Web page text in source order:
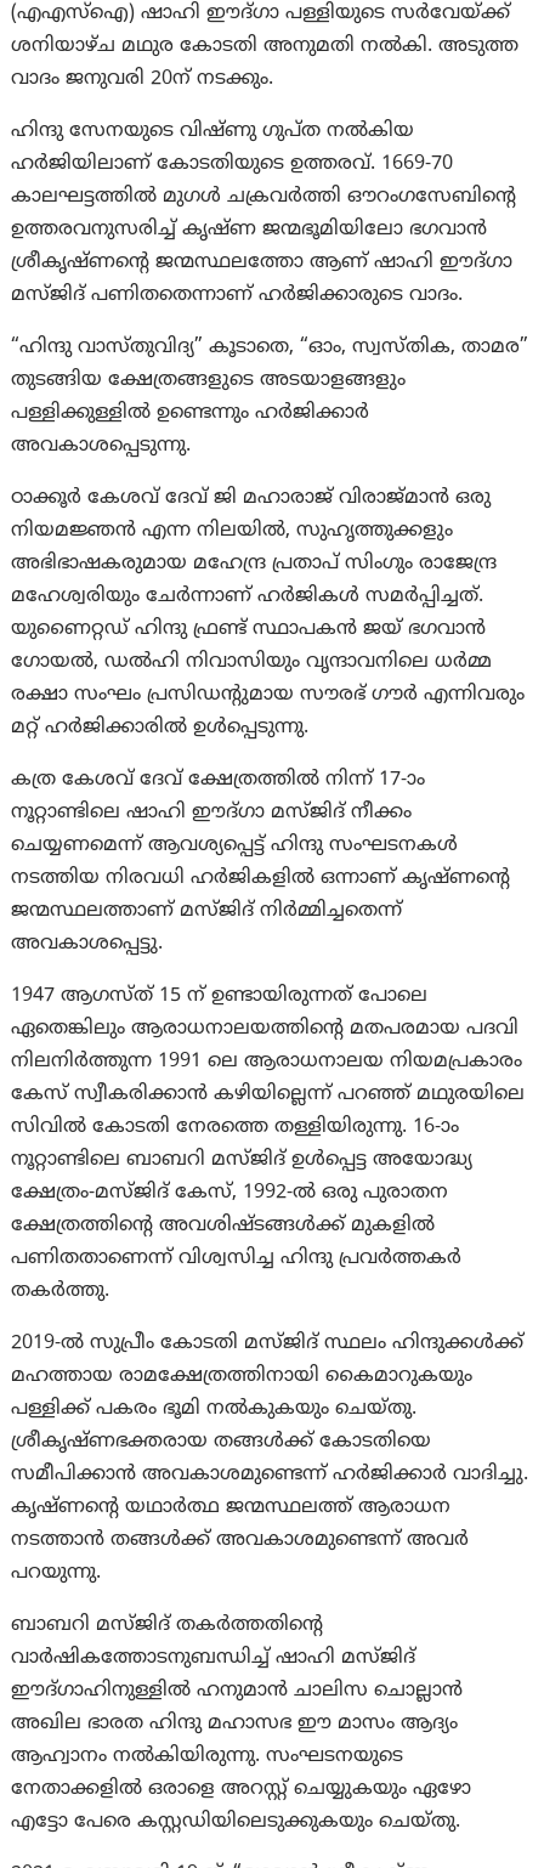
(എഎസ്ഐ) ഷാഹി ഈദ്ഗാ പള്ളിയുടെ സർവേയ്ക്ക്
ശനിയാഴ്ച മഥുര കോടതി അനുമതി നൽകി. അടുത്ത
വാദം ജനുവരി 20ന് നടക്കും.
ഹിന്ദു സേനയുടെ വിഷ്ണു ഗുപ്ത നൽകിയ
ഹർജിയിലാണ് കോടതിയുടെ ഉത്തരവ്. 1669-70
കാലഘട്ടത്തിൽ മുഗൾ ചക്രവർത്തി ഔറംഗസേബിന്റെ
ഉത്തരവനുസരിച്ച് കൃഷ്ണ ജന്മഭൂമിയിലോ ഭഗവാൻ
ശ്രീകൃഷ്ണന്റെ ജന്മസ്ഥലത്തോ ആണ് ഷാഹി ഈദ്ഗാ
മസ്ജിദ് പണിതതെന്നാണ് ഹർജിക്കാരുടെ വാദം.
“ഹിന്ദു വാസ്തുവിദ്യ” കൂടാതെ, “ഓം, സ്വസ്തിക, താമര”
തുടങ്ങിയ ക്ഷേത്രങ്ങളുടെ അടയാളങ്ങളും
പള്ളിക്കുള്ളിൽ ഉണ്ടെന്നും ഹർജിക്കാർ
അവകാശപ്പെടുന്നു.
ഠാക്കൂർ കേശവ് ദേവ് ജി മഹാരാജ് വിരാജ്മാൻ ഒരു
നിയമജ്ഞൻ എന്ന നിലയിൽ, സുഹൃത്തുക്കളും
അഭിഭാഷകരുമായ മഹേന്ദ്ര പ്രതാപ് സിംഗും രാജേന്ദ്ര
മഹേശ്വരിയും ചേര്‍ന്നാണ് ഹർജികൾ സമർപ്പിച്ചത്.
യുണൈറ്റഡ് ഹിന്ദു ഫ്രണ്ട് സ്ഥാപകൻ ജയ് ഭഗവാൻ
ഗോയൽ, ഡൽഹി നിവാസിയും വൃന്ദാവനിലെ ധർമ്മ
രക്ഷാ സംഘം പ്രസിഡന്റുമായ സൗരഭ് ഗൗർ എന്നിവരും
മറ്റ് ഹർജിക്കാരിൽ ഉൾപ്പെടുന്നു.
കത്ര കേശവ് ദേവ് ക്ഷേത്രത്തിൽ നിന്ന് 17-ാം
നൂറ്റാണ്ടിലെ ഷാഹി ഈദ്ഗാ മസ്ജിദ് നീക്കം
ചെയ്യണമെന്ന് ആവശ്യപ്പെട്ട് ഹിന്ദു സംഘടനകൾ
നടത്തിയ നിരവധി ഹർജികളിൽ ഒന്നാണ് കൃഷ്ണന്റെ
ജന്മസ്ഥലത്താണ് മസ്ജിദ് നിർമ്മിച്ചതെന്ന്
അവകാശപ്പെട്ടു.
1947 ആഗസ്ത് 15 ന് ഉണ്ടായിരുന്നത് പോലെ
ഏതെങ്കിലും ആരാധനാലയത്തിന്റെ മതപരമായ പദവി
നിലനിർത്തുന്ന 1991 ലെ ആരാധനാലയ നിയമപ്രകാരം
കേസ് സ്വീകരിക്കാൻ കഴിയില്ലെന്ന് പറഞ്ഞ് മഥുരയിലെ
സിവിൽ കോടതി നേരത്തെ തള്ളിയിരുന്നു. 16-ാം
നൂറ്റാണ്ടിലെ ബാബറി മസ്ജിദ് ഉൾപ്പെട്ട അയോദ്ധ്യ
ക്ഷേത്രം-മസ്ജിദ് കേസ്, 1992-ൽ ഒരു പുരാതന
ക്ഷേത്രത്തിന്റെ അവശിഷ്ടങ്ങൾക്ക് മുകളിൽ
പണിതതാണെന്ന് വിശ്വസിച്ച ഹിന്ദു പ്രവർത്തകർ
തകർത്തു.
2019-ൽ സുപ്രീം കോടതി മസ്ജിദ് സ്ഥലം ഹിന്ദുക്കൾക്ക്
മഹത്തായ രാമക്ഷേത്രത്തിനായി കൈമാറുകയും
പള്ളിക്ക് പകരം ഭൂമി നൽകുകയും ചെയ്തു.
ശ്രീകൃഷ്ണഭക്തരായ തങ്ങൾക്ക് കോടതിയെ
സമീപിക്കാൻ അവകാശമുണ്ടെന്ന് ഹർജിക്കാർ വാദിച്ചു.
കൃഷ്ണന്റെ യഥാർത്ഥ ജന്മസ്ഥലത്ത് ആരാധന
നടത്താൻ തങ്ങൾക്ക് അവകാശമുണ്ടെന്ന് അവർ
പറയുന്നു.
ബാബറി മസ്ജിദ് തകർത്തതിന്റെ
വാർഷികത്തോടനുബന്ധിച്ച് ഷാഹി മസ്ജിദ്
ഈദ്ഗാഹിനുള്ളിൽ ഹനുമാൻ ചാലിസ ചൊല്ലാൻ
അഖില ഭാരത ഹിന്ദു മഹാസഭ ഈ മാസം ആദ്യം
ആഹ്വാനം നൽകിയിരുന്നു. സംഘടനയുടെ
നേതാക്കളിൽ ഒരാളെ അറസ്റ്റ് ചെയ്യുകയും ഏഴോ
എട്ടോ പേരെ കസ്റ്റഡിയിലെടുക്കുകയും ചെയ്തു.